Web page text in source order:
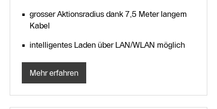
grosser Aktionsradius dank 7,5 Meter langem
Kabel
intelligentes Laden über LAN/WLAN möglich
Mehr erfahren